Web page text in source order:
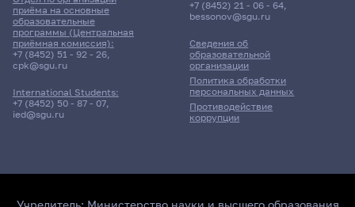
приёма на основные
образовательные
программы (Центральная
приёмная комиссия):
+7 (8452) 51 - 92 - 26,
cpk@sgu.ru
International Students:
+7 (8452) 50 - 87 - 07,
ied@sgu.ru
Сведения об
образовательной
организации
Политика обработки
персональных данных
Противодействие
коррупции
+7 (8452) 21 - 06 - 64,
bessonov@sgu.ru
Учредитель: Министерство науки и высшего образования